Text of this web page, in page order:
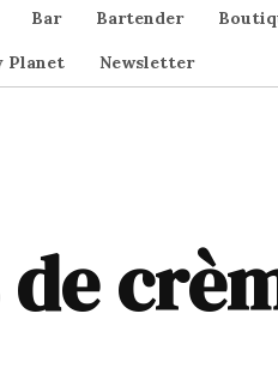
Bar Bartender
Planet Newsletter